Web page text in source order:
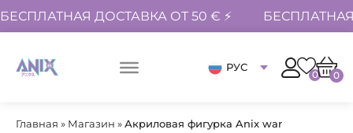
БЕСПЛАТНАЯ ДОСТАВКА ОТ 50 € ⚡
РУС
0 0
Главная » Магазин »Акриловая фигурка Anix war